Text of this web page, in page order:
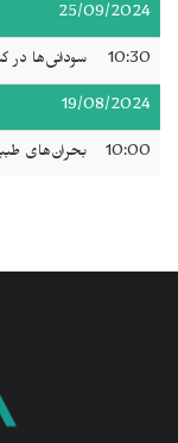
25/09/2024
10:30 سودانی‌ها
19/08/2024
10:00 بحران‌های